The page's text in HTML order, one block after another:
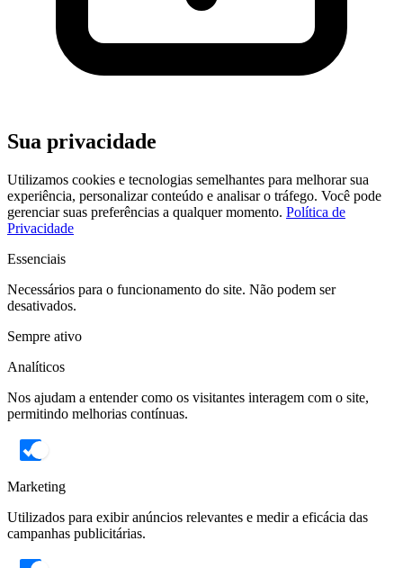
Sua privacidade
Utilizamos cookies e tecnologias semelhantes para melhorar sua
experiência, personalizar conteúdo e analisar o tráfego. Você pode
gerenciar suas preferências a qualquer momento. Política de
Privacidade
Essenciais
Necessários para o funcionamento do site. Não podem ser
desativados.
Sempre ativo
Analíticos
Nos ajudam a entender como os visitantes interagem com o site,
permitindo melhorias contínuas.
Marketing
Utilizados para exibir anúncios relevantes e medir a eficácia das
campanhas publicitárias.